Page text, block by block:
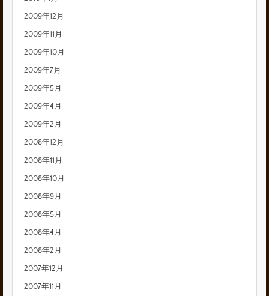
2009年12月
2009年11月
2009年10月
2009年7月
2009年5月
2009年4月
2009年2月
2008年12月
2008年11月
2008年10月
2008年9月
2008年5月
2008年4月
2008年2月
2007年12月
2007年11月